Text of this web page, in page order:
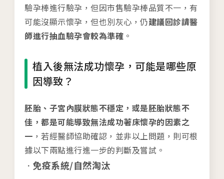
相關網站
茂盛醫院生殖醫學中心
馨美美學診所
人才招募
聯絡我們
隱私權與資安政策
驗孕棒進行驗孕，但因市售驗孕棒品質不一，有
可能沒顯示懷孕，但也別灰心，仍建議回診請醫
師進行抽血驗孕會較為準確 。
植入後無法成功懷孕，可能是哪些原
因導致？
胚胎、子宮內膜狀態不穩定，或是胚胎狀態不
佳，都是可能導致無法成功著床懷孕的因素之
一 ，若經醫師協助確認，並非以上問題，則可根
據以下兩點進行進一步的判斷及嘗試。
免疫系統/自然淘汰